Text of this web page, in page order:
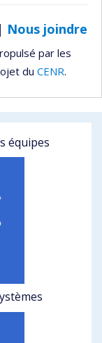
| Nous joindre
par les
du CENR.
équipes